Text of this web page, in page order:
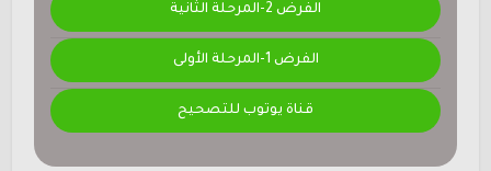
الفرض 2-المرحلة الثانية
الفرض 1-المرحلة الأولى
قناة يوتوب للتصحيح